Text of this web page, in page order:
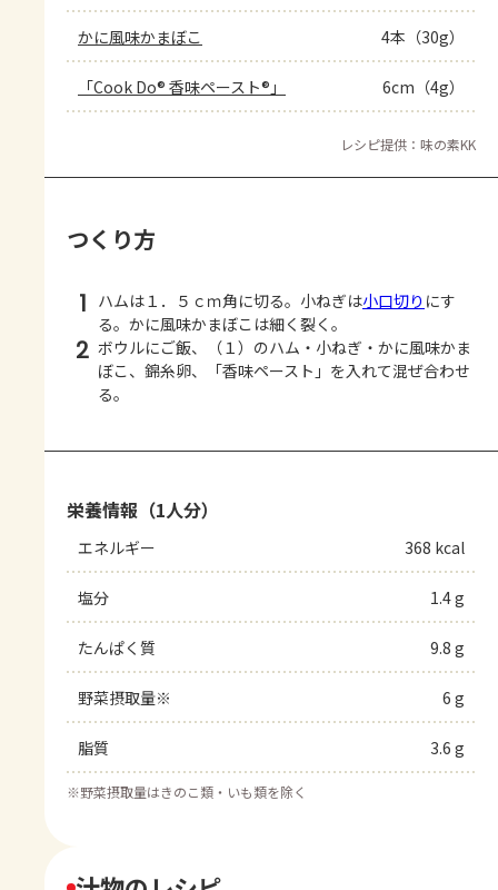
かに風味かまぼこ 4本（30g）
「Cook Do® 香味ペースト®」 6cm（4g）
レシピ提供：味の素KK
つくり方
1 ハムは１．５ｃｍ角に切る。小ねぎは小口切り にす
る。かに風味かまぼこは細く裂く。
2 ボウルにご飯、（１）のハム・小ねぎ・かに風味かま
ぼこ、錦糸卵、「香味ペースト」を入れて混ぜ合わせ
る。
栄養情報（1人分）
エネルギー 368 kcal
塩分 1.4 g
たんぱく質 9.8 g
野菜摂取量※ 6 g
脂質 3.6 g
※野菜摂取量はきのこ類・いも類を除く